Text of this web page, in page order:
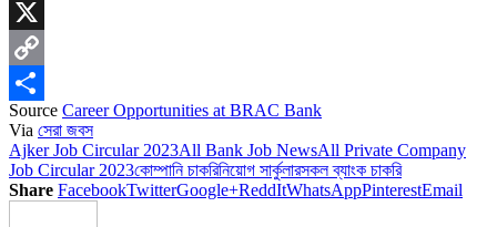
Skype
X
Copy
Link
Share
Source Career Opportunities at BRAC Bank
Via সেরা জবস
Ajker Job Circular 2023All Bank Job NewsAll Private Company
Job Circular 2023কোম্পানি চাকরিনিয়োগ সার্কুলারসকল ব্যাংক চাকরি
Share FacebookTwitterGoogle+ReddItWhatsAppPinterestEmail